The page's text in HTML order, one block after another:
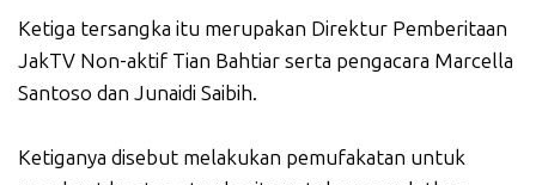
Ketiga tersangka itu merupakan Direktur Pemberitaan
JakTV Non-aktif Tian Bahtiar serta pengacara Marcella
Santoso dan Junaidi Saibih.
Ketiganya disebut melakukan pemufakatan untuk